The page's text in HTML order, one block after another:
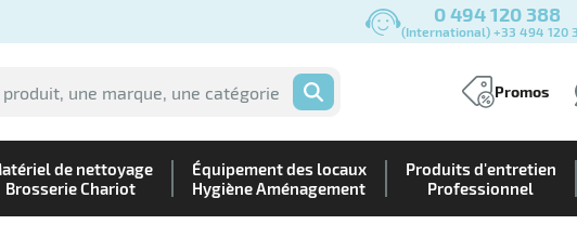
0 494 120 388
(International) +33 494 120
OK Promos
de nettoyage
Brosserie Chariot
Équipement des locaux
Hygiène Aménagement
Produits d'entretien
Professionnel